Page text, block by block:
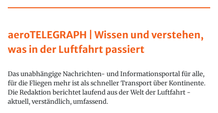
aeroTELEGRAPH | Wissen und verstehen,
was in der Luftfahrt passiert
Das unabhängige Nachrichten- und Informationsportal für alle,
für die Fliegen mehr ist als schneller Transport über Kontinente.
Die Redaktion berichtet laufend aus der Welt der Luftfahrt -
aktuell, verständlich, umfassend.